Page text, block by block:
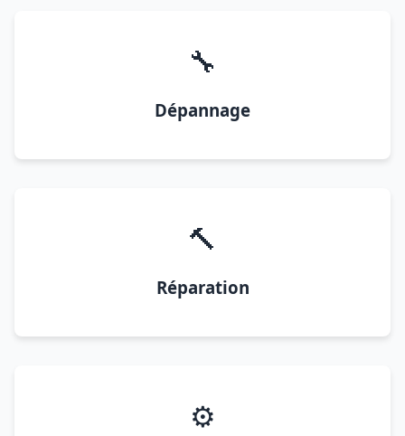
🔧
Dépannage
🔨
Réparation
⚙️